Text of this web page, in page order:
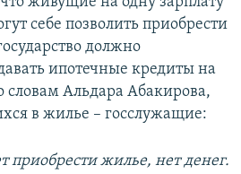
себе позволить приобрести
должно
ипотечные кредиты на
Альдара Абакирова,
в жилье – госслужащие:
приобрести жилье, нет денег.